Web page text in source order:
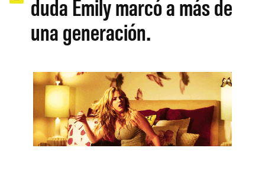
duda Emily marcó a más de
una generación.